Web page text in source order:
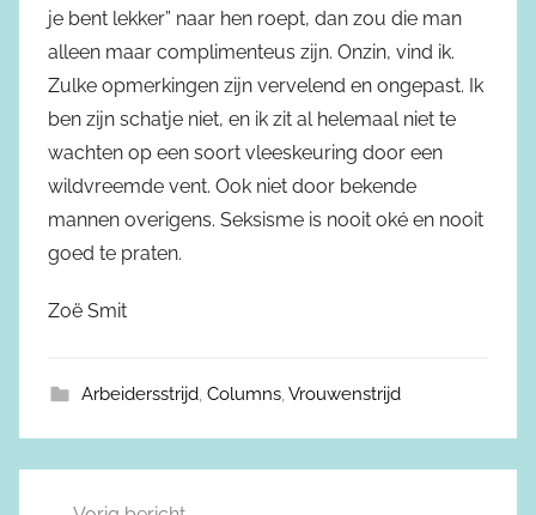
je bent lekker” naar hen roept, dan zou die man
alleen maar complimenteus zijn. Onzin, vind ik.
Zulke opmerkingen zijn vervelend en ongepast. Ik
ben zijn schatje niet, en ik zit al helemaal niet te
wachten op een soort vleeskeuring door een
wildvreemde vent. Ook niet door bekende
mannen overigens. Seksisme is nooit oké en nooit
goed te praten.
Zoë Smit
Arbeidersstrijd, Columns,Vrouwenstrijd